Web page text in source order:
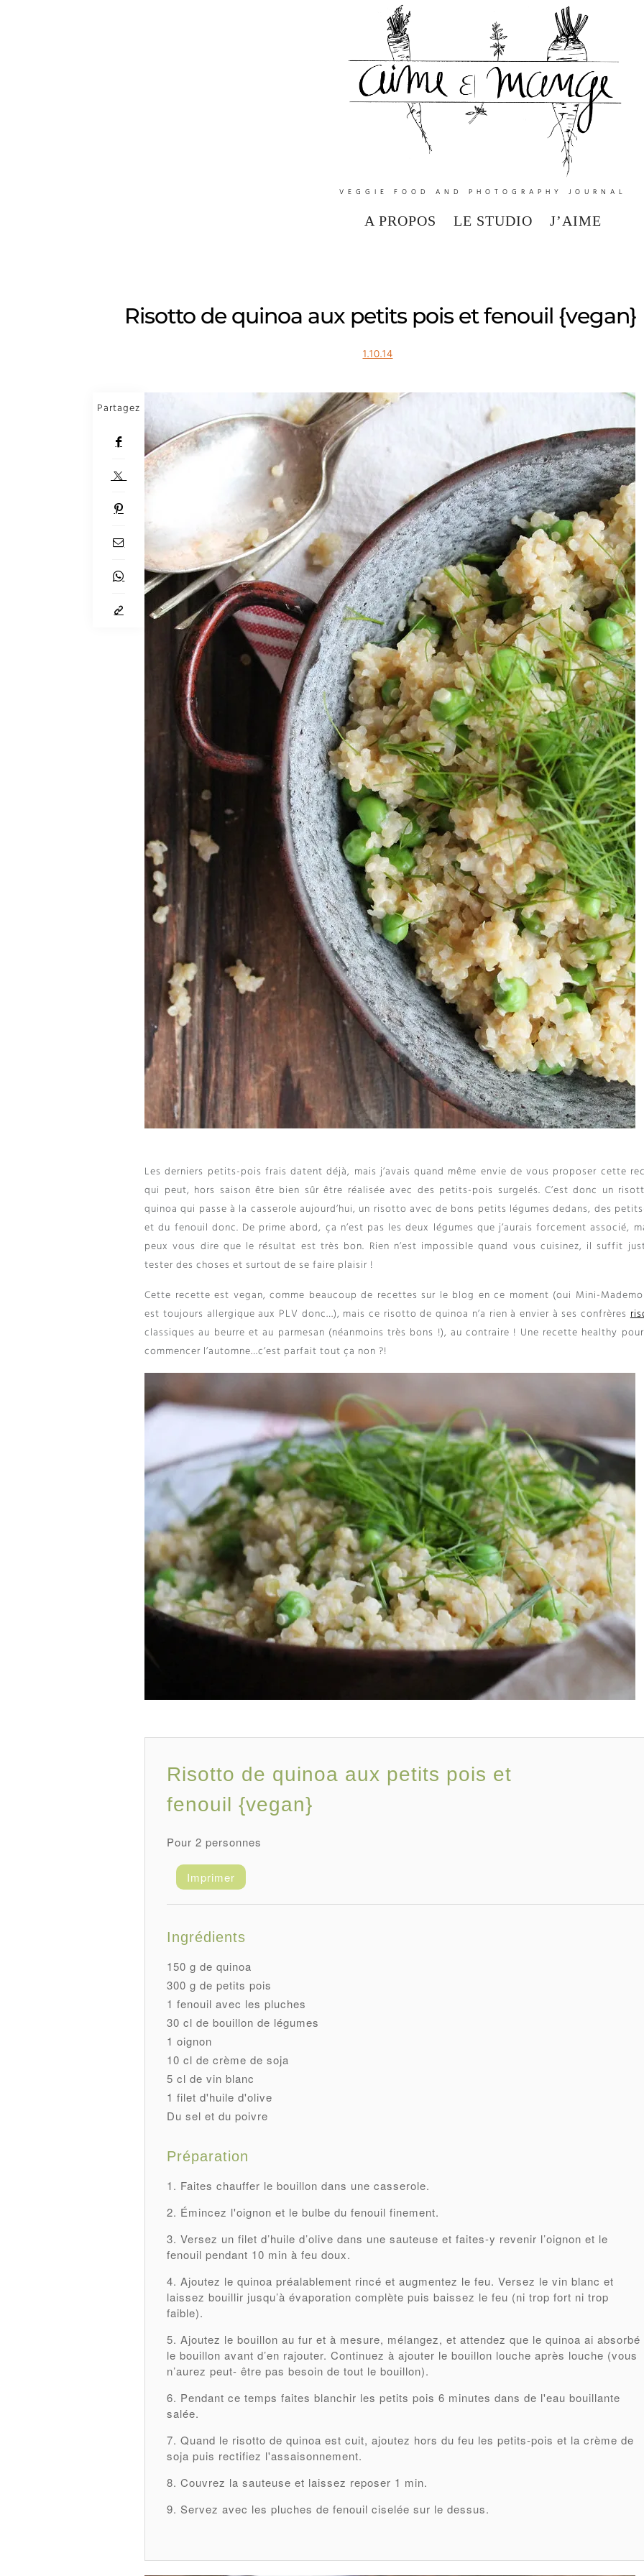
VEGGIE FOOD AND PHOTOGRAPHY JOURNAL
A PROPOS LE STUDIO J’AIME
Risotto de quinoa aux petits pois et fenouil {vegan}
1.10.14
Partagez
Les derniers petits-pois frais datent déjà, mais j’avais quand même envie de vous proposer cette
qui peut, hors saison être bien sûr être réalisée avec des petits-pois surgelés. C’est donc un
quinoa qui passe à la casserole aujourd’hui, un risotto avec de bons petits légumes dedans, des
et du fenouil donc. De prime abord, ça n’est pas les deux légumes que j’aurais forcement associé,
peux vous dire que le résultat est très bon. Rien n’est impossible quand vous cuisinez, il suffit
tester des choses et surtout de se faire plaisir !
Cette recette est vegan, comme beaucoup de recettes sur le blog en ce moment (oui Mini-
est toujours allergique aux PLV donc…), mais ce risotto de quinoa n’a rien à envier à ses confrères
classiques au beurre et au parmesan (néanmoins très bons !), au contraire ! Une recette healthy
commencer l’automne…c’est parfait tout ça non ?!
Risotto de quinoa aux petits pois et
fenouil {vegan}
Pour 2 personnes
Enregistrer
Imprimer
Ingrédients
150 g de quinoa
300 g de petits pois
1 fenouil avec les pluches
30 cl de bouillon de légumes
1 oignon
10 cl de crème de soja
5 cl de vin blanc
1 filet d'huile d'olive
Du sel et du poivre
Préparation
Faites chauffer le bouillon dans une casserole.
Émincez l'oignon et le bulbe du fenouil finement.
Versez un filet d’huile d’olive dans une sauteuse et faites-y revenir l’oignon et le
fenouil pendant 10 min à feu doux.
Ajoutez le quinoa préalablement rincé et augmentez le feu. Versez le vin blanc et
laissez bouillir jusqu’à évaporation complète puis baissez le feu (ni trop fort ni trop
faible).
Ajoutez le bouillon au fur et à mesure, mélangez, et attendez que le quinoa ai absorbé
le bouillon avant d’en rajouter. Continuez à ajouter le bouillon louche après louche (vous
n’aurez peut- être pas besoin de tout le bouillon).
Pendant ce temps faites blanchir les petits pois 6 minutes dans de l'eau bouillante
salée.
Quand le risotto de quinoa est cuit, ajoutez hors du feu les petits-pois et la crème de
soja puis rectifiez l'assaisonnement.
Couvrez la sauteuse et laissez reposer 1 min.
Servez avec les pluches de fenouil ciselée sur le dessus.